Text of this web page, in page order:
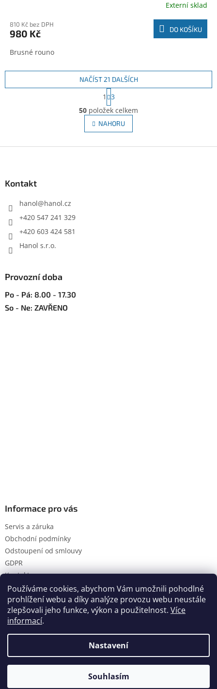
Používáme cookies, abychom Vám umožnili pohodlné
prohlížení webu a díky analýze provozu webu neustále
zlepšovali jeho funkce, výkon a použitelnost. Více
informací.
Nastavení
Souhlasím
Externí sklad
810 Kč bez DPH
980 Kč DO KOŠÍKU
Brusné rouno
O
v
l
á
NAČÍST 21 DALŠÍCH
S
t
r
á
n
k
v
1
3
50 položek celkem
NAHORU
Kontakt
hanol@hanol.cz
+420 547 241 329
+420 603 424 581
Hanol s.r.o.
Provozní doba
Po - Pá: 8.00 - 17.30
So - Ne: ZAVŘENO
Informace pro vás
Servis a záruka
Obchodní podmínky
Odstoupení od smlouvy
GDPR
Kontakty
Vytvořil Shoptet
Hanol s.r.o.. Všechna práva vyhrazena.
Upravit nastavení cookies